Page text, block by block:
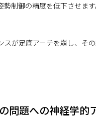
制御の精度を低下させます
が足底アーチを崩し、そ
問題への神経学的